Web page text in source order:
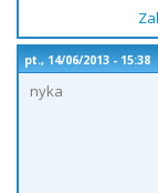
pt., 14/06/2013 - 15:38
nyka